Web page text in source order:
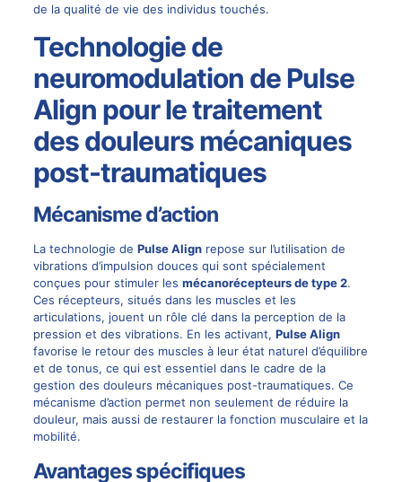
de la qualité de vie des individus touchés.
Technologie de
neuromodulation de Pulse
Align pour le traitement
des douleurs mécaniques
post-traumatiques
Mécanisme d’action
La technologie de Pulse Alignrepose sur l’utilisation de
vibrations d’impulsion douces qui sont spécialement
conçues pour stimuler les mécanorécepteurs de type 2.
Ces récepteurs, situés dans les muscles et les
articulations, jouent un rôle clé dans la perception de la
pression et des vibrations. En les activant, Pulse Align
favorise le retour des muscles à leur état naturel d’équilibre
et de tonus, ce qui est essentiel dans le cadre de la
gestion des douleurs mécaniques post-traumatiques. Ce
mécanisme d’action permet non seulement de réduire la
douleur, mais aussi de restaurer la fonction musculaire et la
mobilité.
Avantages spécifiques